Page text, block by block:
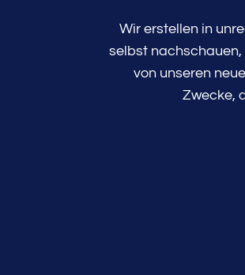
Wir erstellen in
selbst
von unseren
Zwecke,